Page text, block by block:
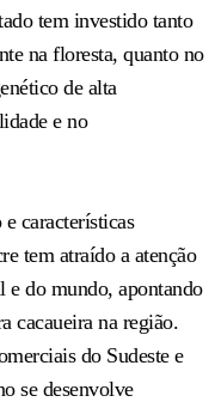
tem investido tanto
na floresta, quanto no
de alta
e no
características
tem atraído a atenção
e do mundo, apontando
cacaueira na região.
do Sudeste e
se desenvolve